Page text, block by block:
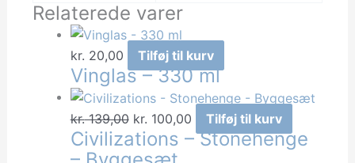
Relaterede varer
kr. 20,00 Tilføj til kurv
Vinglas – 330 ml
kr.139,00 Den
oprindelige
pris
kr. 100,00Den
aktuelle
Tilføj til kurv
Civilizations – Stonehenge